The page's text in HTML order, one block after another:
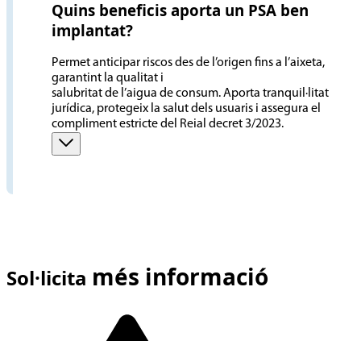
Quins beneficis aporta un PSA ben
implantat?
Permet anticipar riscos des de l’origen fins a l’aixeta,
garantint la qualitat i
salubritat de l’aigua de consum. Aporta tranquil·litat
jurídica, protegeix la salut dels usuaris i assegura el
compliment estricte del Reial decret 3/2023.
Sol·licita més informació